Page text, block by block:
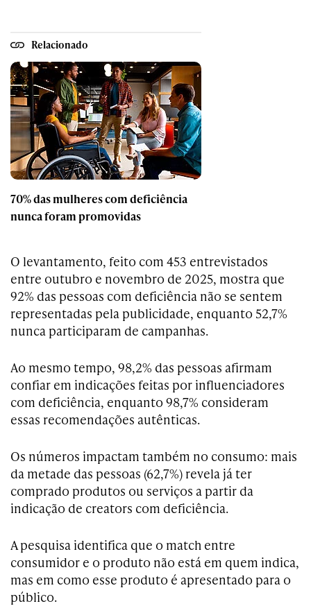
Relacionado
70% das mulheres com deficiência
nunca foram promovidas
O levantamento, feito com 453 entrevistados
entre outubro e novembro de 2025, mostra que
92% das pessoas com deficiência não se sentem
representadas pela publicidade, enquanto 52,7%
nunca participaram de campanhas.
Ao mesmo tempo, 98,2% das pessoas afirmam
confiar em indicações feitas por influenciadores
com deficiência, enquanto 98,7% consideram
essas recomendações autênticas.
Os números impactam também no consumo: mais
da metade das pessoas (62,7%) revela já ter
comprado produtos ou serviços a partir da
indicação de creators com deficiência.
A pesquisa identifica que o match entre
consumidor e o produto não está em quem indica,
mas em como esse produto é apresentado para o
público.